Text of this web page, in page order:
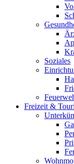
Soziales
Freizeit &